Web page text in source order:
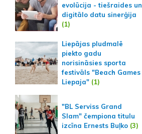
evolūcija - tiešraides un
digitālo datu sinerģija
(1)
Liepājas pludmalē
piekto gadu
norisināsies sporta
festivāls "Beach Games
Liepaja"(1)
"BL Serviss Grand
Slam" čempiona titulu
izcīna Ernests Buļko(3)